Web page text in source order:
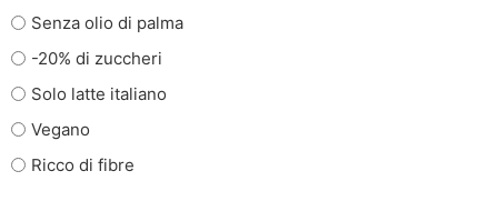
Senza olio di palma
-20% di zuccheri
Solo latte italiano
Vegano
Ricco di fibre